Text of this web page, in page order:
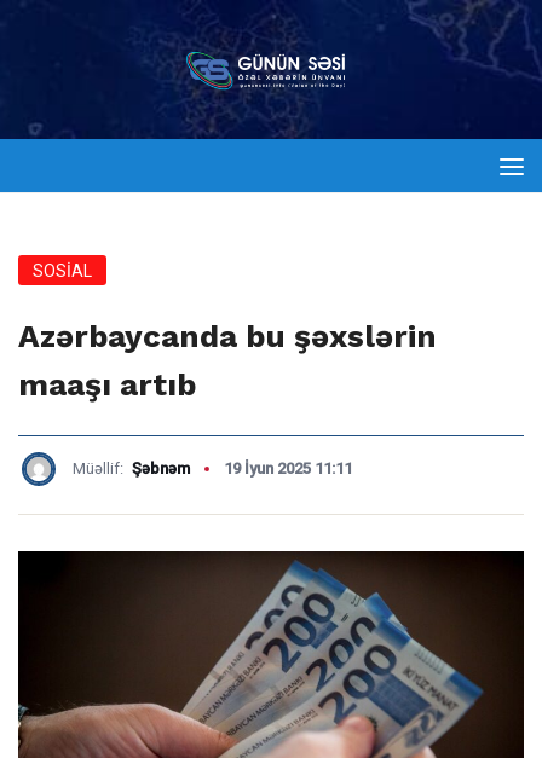
SOSİAL
Azərbaycanda bu şəxslərin
maaşı artıb
Müəllif: Şəbnəm 19 İyun 2025 11:11